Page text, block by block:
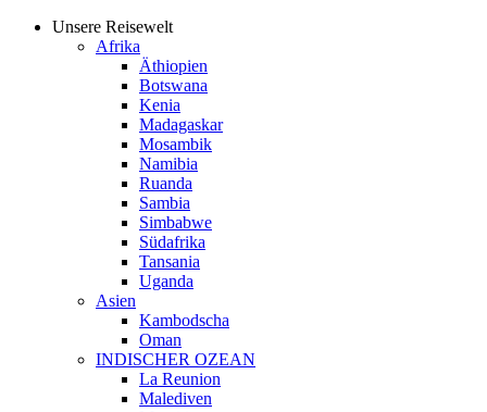
Unsere Reisewelt
Afrika
Äthiopien
Botswana
Kenia
Madagaskar
Mosambik
Namibia
Ruanda
Sambia
Simbabwe
Südafrika
Tansania
Uganda
Asien
Kambodscha
Oman
INDISCHER OZEAN
La Reunion
Malediven